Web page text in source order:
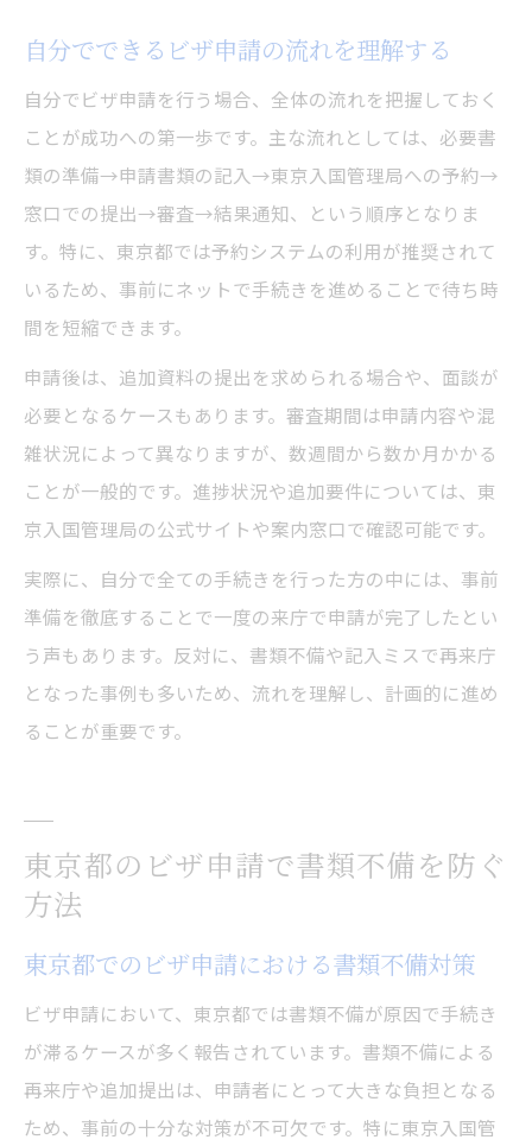
自分でできるビザ申請の流れを理解する
自分でビザ申請を行う場合、全体の流れを把握しておく
ことが成功への第一歩です。主な流れとしては、必要書
類の準備→申請書類の記入→東京入国管理局への予約→
窓口での提出→審査→結果通知、という順序となりま
す。特に、東京都では予約システムの利用が推奨されて
いるため、事前にネットで手続きを進めることで待ち時
間を短縮できます。
申請後は、追加資料の提出を求められる場合や、面談が
必要となるケースもあります。審査期間は申請内容や混
雑状況によって異なりますが、数週間から数か月かかる
ことが一般的です。進捗状況や追加要件については、東
京入国管理局の公式サイトや案内窓口で確認可能です。
実際に、自分で全ての手続きを行った方の中には、事前
準備を徹底することで一度の来庁で申請が完了したとい
う声もあります。反対に、書類不備や記入ミスで再来庁
となった事例も多いため、流れを理解し、計画的に進め
ることが重要です。
東京都のビザ申請で書類不備を防ぐ
方法
東京都でのビザ申請における書類不備対策
ビザ申請において、東京都では書類不備が原因で手続き
が滞るケースが多く報告されています。書類不備による
再来庁や追加提出は、申請者にとって大きな負担となる
ため、事前の十分な対策が不可欠です。特に東京入国管